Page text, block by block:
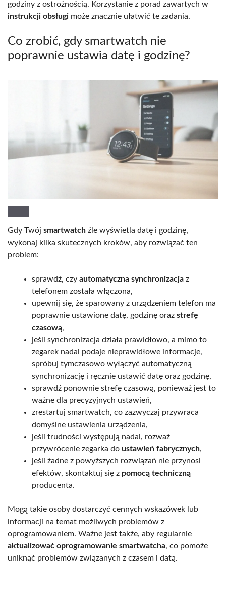
godziny z ostrożnością. Korzystanie z porad zawartych w
instrukcji obsługi może znacznie ułatwić te zadania.
Co zrobić, gdy smartwatch nie
poprawnie ustawia datę i godzinę?
Gdy Twój smartwatch źle wyświetla datę i godzinę,
wykonaj kilka skutecznych kroków, aby rozwiązać ten
problem:
sprawdź, czy automatyczna synchronizacja z
telefonem została włączona,
upewnij się, że sparowany z urządzeniem telefon ma
poprawnie ustawione datę, godzinę oraz strefę
czasową,
jeśli synchronizacja działa prawidłowo, a mimo to
zegarek nadal podaje nieprawidłowe informacje,
spróbuj tymczasowo wyłączyć automatyczną
synchronizację i ręcznie ustawić datę oraz godzinę,
sprawdź ponownie strefę czasową, ponieważ jest to
ważne dla precyzyjnych ustawień,
zrestartuj smartwatch, co zazwyczaj przywraca
domyślne ustawienia urządzenia,
jeśli trudności występują nadal, rozważ
przywrócenie zegarka do ustawień fabrycznych,
jeśli żadne z powyższych rozwiązań nie przynosi
efektów, skontaktuj się z pomocą techniczną
producenta.
Mogą takie osoby dostarczyć cennych wskazówek lub
informacji na temat możliwych problemów z
oprogramowaniem. Ważne jest także, aby regularnie
aktualizować oprogramowanie smartwatcha, co pomoże
uniknąć problemów związanych z czasem i datą.